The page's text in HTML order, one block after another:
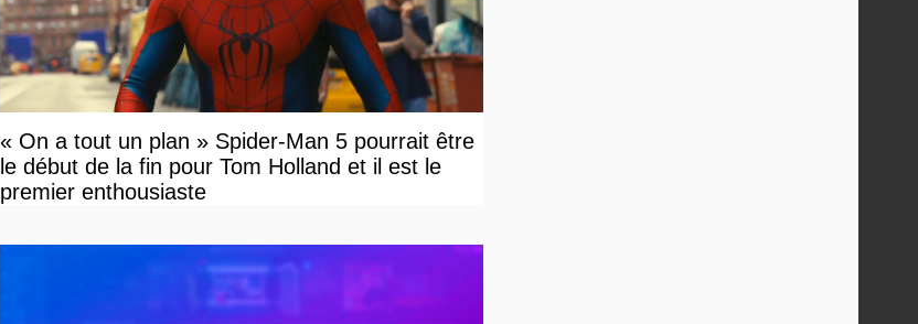
« On a tout un plan » Spider-Man 5 pourrait être
le début de la fin pour Tom Holland et il est le
premier enthousiaste